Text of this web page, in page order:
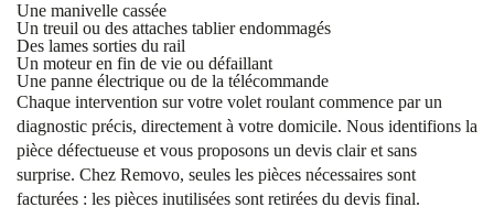
Une manivelle cassée
Un treuil ou des attaches tablier endommagés
Des lames sorties du rail
Un moteur en fin de vie ou défaillant
Une panne électrique ou de la télécommande
Chaque intervention sur votre volet roulant commence par un
diagnostic précis, directement à votre domicile. Nous identifions la
pièce défectueuse et vous proposons un devis clair et sans
surprise. Chez Removo, seules les pièces nécessaires sont
facturées : les pièces inutilisées sont retirées du devis final.